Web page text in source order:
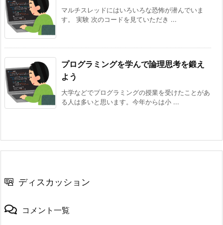
マルチスレッドにはいろいろな恐怖が潜んでいま
す。 実験 次のコードを見ていただき ...
プログラミングを学んで論理思考を鍛え
よう
大学などでプログラミングの授業を受けたことがあ
る人は多いと思います。今年からは小 ...
ディスカッション
コメント一覧